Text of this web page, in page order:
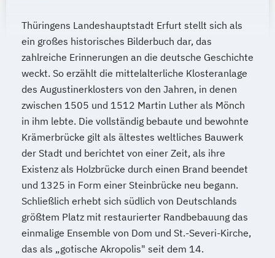
Thüringens Landeshauptstadt Erfurt stellt sich als
ein großes historisches Bilderbuch dar, das
zahlreiche Erinnerungen an die deutsche Geschichte
weckt. So erzählt die mittelalterliche Klosteranlage
des Augustinerklosters von den Jahren, in denen
zwischen 1505 und 1512 Martin Luther als Mönch
in ihm lebte. Die vollständig bebaute und bewohnte
Krämerbrücke gilt als ältestes weltliches Bauwerk
der Stadt und berichtet von einer Zeit, als ihre
Existenz als Holzbrücke durch einen Brand beendet
und 1325 in Form einer Steinbrücke neu begann.
Schließlich erhebt sich südlich von Deutschlands
größtem Platz mit restaurierter Randbebauung das
einmalige Ensemble von Dom und St.-Severi-Kirche,
das als „gotische Akropolis" seit dem 14.